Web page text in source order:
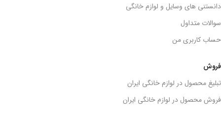
فروش
تبلیغ محصول در لوازم خانگی ایران
فروش محصول در لوازم خانگی ایران
دانستنی های وسایل و لوازم خانگی
سوالات متداول
حساب کاربری من